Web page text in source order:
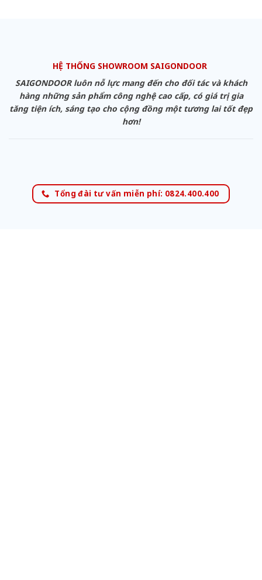
HỆ THỐNG SHOWROOM SAIGONDOOR
SAIGONDOOR luôn nỗ lực mang đến cho đối tác và khách
hàng những sản phẩm công nghệ cao cấp, có giá trị gia
tăng tiện ích, sáng tạo cho cộng đồng một tương lai tốt đẹp
hơn!
Tổng đài tư vấn miễn phí: 0824.400.400